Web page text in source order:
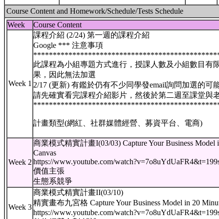
Course Content and Homework/Schedule/Tests Schedule
Week
Course Content
Week 1
課程介紹 (2/24) 第一週的課程介紹
Google *** 注意事項
此課程為小組專題方式進行，授課人數及小組數目有
果，因此無法加選
2/17 (更新) 有鑑於仍有不少同學發email詢問加選的可
請先確實看完課程介紹影片，然後於第二週至課堂與
計畫類型(網紅、社群媒體經營、募資平台、電商)
Week 2
商業模式精實計畫I(03/03) Capture Your Business Model
Canvas
https://www.youtube.com/
價值主張
生態系競爭
Week 3
商業模式精實計畫II(03/10)
精實畫布九宮格 Capture Your Business Model in 20
https://www.youtube.com/